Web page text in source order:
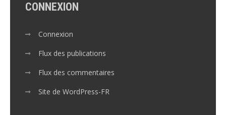
CONNEXION
Connexion
Flux des publications
Flux des commentaires
Site de WordPress-FR